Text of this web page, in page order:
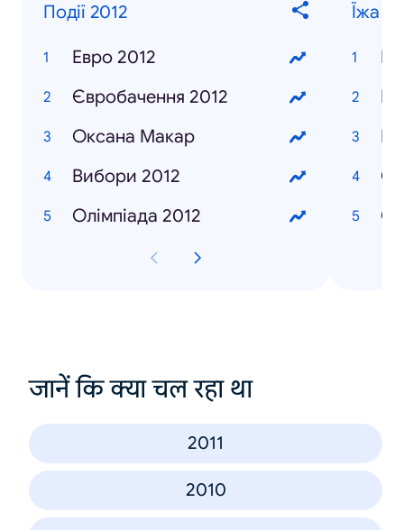
Події 2012
Евро 2012
Євробачення 2012
Оксана Макар
Вибори 2012
Олімпіада 2012
Їжа
जानें कि क्या चल रहा था
2011
2010